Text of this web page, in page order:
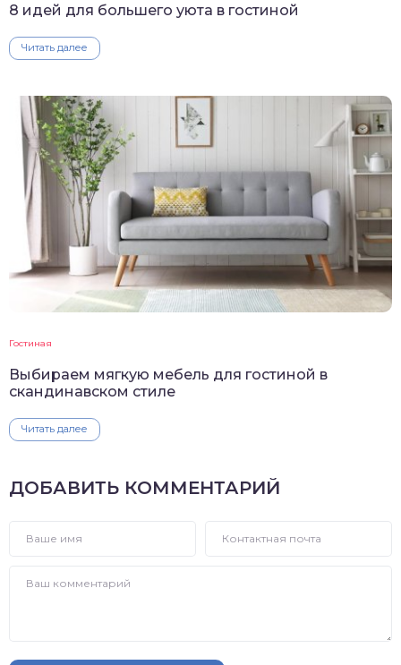
8 идей для большего уюта в гостиной
Читать далее
Гостиная
Выбираем мягкую мебель для гостиной в
скандинавском стиле
Читать далее
ДОБАВИТЬ КОММЕНТАРИЙ